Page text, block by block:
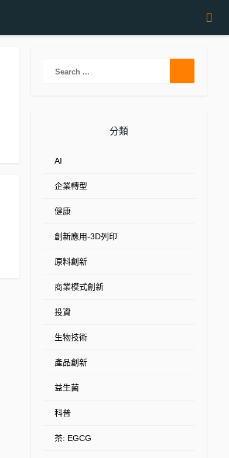
分類
AI
企業轉型
健康
創新應用-3D列印
原料創新
商業模式創新
投資
生物技術
產品創新
益生菌
科普
茶: EGCG